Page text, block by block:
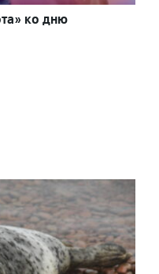
ко дню